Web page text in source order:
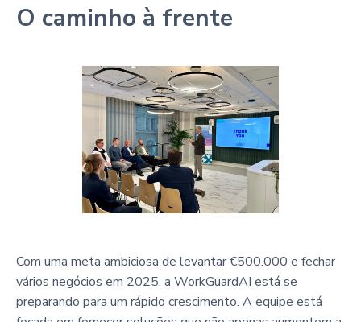
O caminho à frente
Com uma meta ambiciosa de levantar €500.000 e fechar
vários negócios em 2025, a WorkGuardAI está se
preparando para um rápido crescimento. A equipe está